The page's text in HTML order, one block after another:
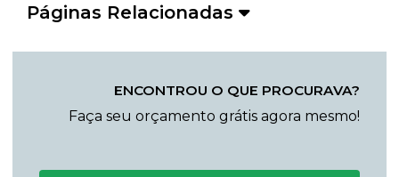
Páginas Relacionadas
ENCONTROU O QUE PROCURAVA?
Faça seu orçamento grátis agora mesmo!